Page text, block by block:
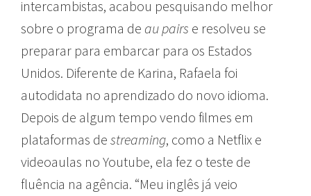
intercambistas, acabou pesquisando melhor
sobre o programa de au pairs e resolveu se
preparar para embarcar para os Estados
Unidos. Diferente de Karina, Rafaela foi
autodidata no aprendizado do novo idioma.
Depois de algum tempo vendo filmes em
plataformas de streaming, como a Netflix e
videoaulas no Youtube, ela fez o teste de
fluência na agência. “Meu inglês já veio